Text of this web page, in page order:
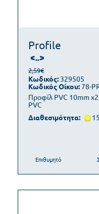
Profile
<..>
Προφίλ PVC 10mm
PVC
2,59€
Κωδικός: 329505
Κωδικός Οίκου:78-
Διαθεσιμότητα:
Επιθυμητό